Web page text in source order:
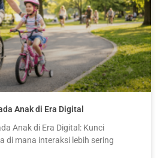
Anak di Era Digital
Anak di Era Digital: Kunci
di mana interaksi lebih sering